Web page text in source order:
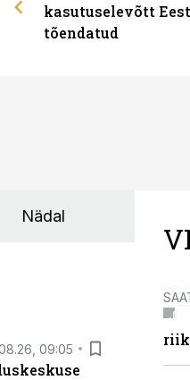
kasutuselevõtt
tõendatud
Nädal
09:05
riik